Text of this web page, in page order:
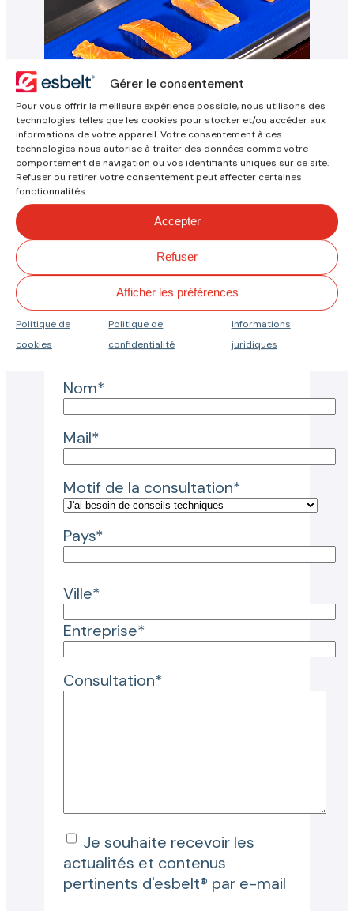
Gérer le consentement
Pour vous offrir la meilleure expérience possible, nous utilisons des
technologies telles que les cookies pour stocker et/ou accéder aux
informations de votre appareil. Votre consentement à ces
technologies nous autorise à traiter des données comme votre
comportement de navigation ou vos identifiants uniques sur ce site.
Refuser ou retirer votre consentement peut affecter certaines
fonctionnalités.
Accepter
Refuser
Afficher les préférences
Politique de
cookies
Politique de
confidentialité
Informations
juridiques
Contactez
Écrivez-nous si vous avez des
questions concernant une
bande ou une application, si
vous souhaitez une solution
personnalisée ou si vous avez
besoin de plus d’informations.
Votre demande
Nom*
Mail*
Motif de la consultation*
Pays*
Ville*
Entreprise*
Consultation*
Je souhaite recevoir les
actualités et contenus
pertinents d'esbelt® par e-mail